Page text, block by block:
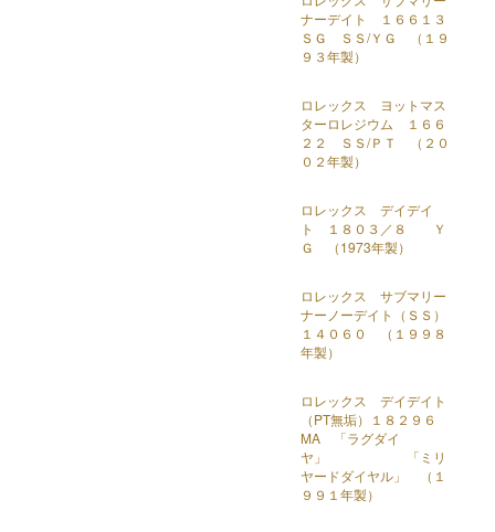
ナーデイト １６６１３
ＳＧ ＳＳ/ＹＧ （１９
９３年製）
ロレックス ヨットマス
ターロレジウム １６６
２２ ＳＳ/ＰＴ （２０
０２年製）
ロレックス デイデイ
ト １８０３／８ Ｙ
Ｇ （1973年製）
ロレックス サブマリー
ナーノーデイト（ＳＳ）
１４０６０ （１９９８
年製）
ロレックス デイデイト
（PT無垢）１８２９６
MA 「ラグダイ
ヤ」 「ミリ
ヤードダイヤル」 （１
９９１年製）